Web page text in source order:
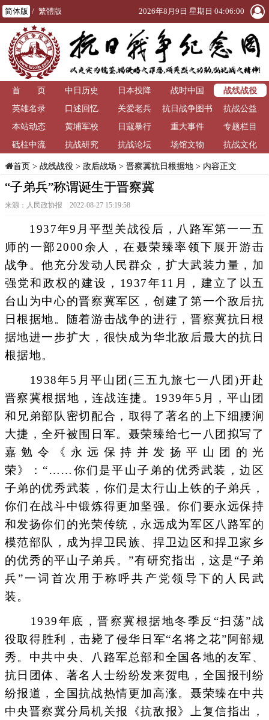
简体版 / 繁體版 2026年8月9日 星期日 04:06:00
首 页 中日历史 日本投降 战时中国
战线战役
英雄名录
口述回忆 关爱老兵
抗日战争图书
馆
抗战公益
本站动态
黄埔军校 日寇暴行 重大事件
专题栏目
砥柱中流
抗战研究 抗战论坛 场馆文物 抗战文化
首页> 战线战役> 敌后战场 > 晋察冀抗日根据地> 内容正文
“子弟兵”称谓诞生于晋察冀
来源：人民政协报 2022-08-27 15:19:58
1937年9月平型关战役后，八路军第一一五
师的一部2000余人，在聂荣臻率领下展开游击
战争。他充分发动人民群众，扩大武装力量，加
强党和政权的建设，1937年11月，建立了以五
台山为中心的晋察冀军区，创建了第一个敌后抗
日根据地。随着游击战争的进行，晋察冀抗日根
据地进一步扩大，很快成为华北敌后最大的抗日
根据地。
1938年5月平山团(三五九旅七一八团)开赴
晋察冀根据地，连战连捷。1939年5月，平山团
和兄弟部队密切配合，取得了著名的上下细腰涧
大捷，全歼被围日军。聂荣臻给七一八团拟写了
嘉勉令《永远保持并发扬平山团的光
荣》：“……你们是平山子弟的优秀武装，边区
子弟的优秀武装，你们是太行山上铁的子弟兵，
你们在战斗中锻炼得更加坚强。你们要永远保持
和发扬你们的光荣传统，永远成为军区八路军的
模范部队，成为捍卫民族、捍卫边区和捍卫家乡
的优秀的平山子弟兵。”有研究指出，这是“子弟
兵”一词首次用于称呼共产党领导下的人民武
装。
1939年底，晋察冀根据地冬季反“扫荡”战
役取得胜利，击毙了侵华日军“名将之花”阿部规
秀。中共中央、八路军总部和全国各地的友军、
抗日团体、著名人士纷纷发来贺电，全国报刊纷
纷报道，全国抗战热情更加高涨。聂荣臻在中共
中央晋察冀分局机关报《抗敌报》上复信指出，